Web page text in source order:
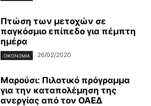
Πτώση των μετοχών σε
παγκόσμιο επίπεδο για πέμπτη
ημέρα
ΟΙΚΟΝΟΜΊΑ 26/02/2020
Μαρούσι: Πιλοτικό πρόγραμμα
για την καταπολέμηση της
ανεργίας από τον ΟΑΕΔ